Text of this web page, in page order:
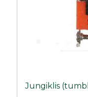
Jungiklis